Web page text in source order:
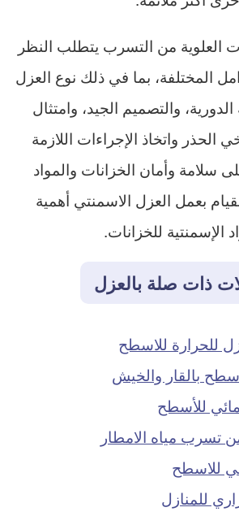
العلوية من التسرب يتطلب النظر
المختلفة، بما في ذلك نوع العزل
والتصميم الجيد، وامتثال
الحذر واتخاذ الإجراءات اللازمة
وأمان الخزانات والمواد
بعمل العزل الاسمنتي أهمية
الإسمنتية للخزانات.
ذات صلة بالعزل
للحرارة للاسطح
بالقار والخيش
للأسطح
تسرب مياه الامطار
للاسطح
للمنازل